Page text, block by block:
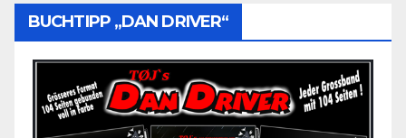
BUCHTIPP „DAN DRIVER“